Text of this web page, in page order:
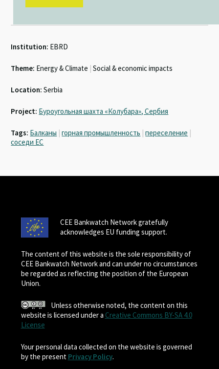
Institution: EBRD
Theme: Energy & Climate Social & economic impacts
Location: Serbia
Project: Буроугольная шахта «Колубара», Сербия
Tags: Балканы горная промышленность переселение
соседи ЕС
CEE Bankwatch Network gratefully
acknowledges EU funding support.
The content of this website is the sole responsibility of
CEE Bankwatch Network and can under no circumstances
be regarded as reflecting the position of the European
Union.
Unless otherwise noted, the content on this
website is licensed under a Creative Commons BY-SA 4.0
License
Your personal data collected on the website is governed
by the present Privacy Policy.